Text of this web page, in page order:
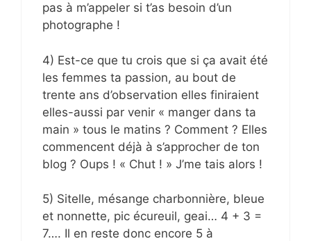
pas à m’appeler si t’as besoin d’un
photographe !
4) Est-ce que tu crois que si ça avait été
les femmes ta passion, au bout de
trente ans d’observation elles finiraient
elles-aussi par venir « manger dans ta
main » tous le matins ? Comment ? Elles
commencent déjà à s’approcher de ton
blog ? Oups ! « Chut ! » J’me tais alors !
5) Sitelle, mésange charbonnière, bleue
et nonnette, pic écureuil, geai… 4 + 3 =
7…. Il en reste donc encore 5 à